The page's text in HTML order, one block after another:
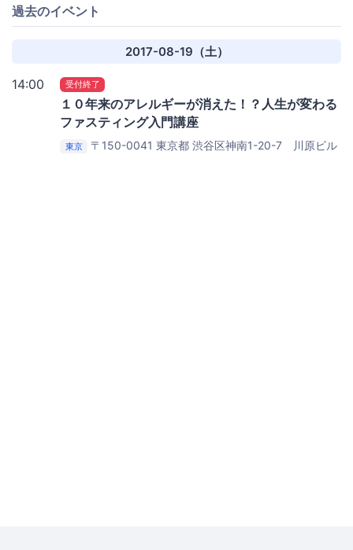
過去のイベント
2017-08-19（土）
14:00 受付終了
１０年来のアレルギーが消えた！？人生が変わる
ファスティング入門講座
東京
〒150-0041 東京都 渋谷区神南1-20-7 川原ビル